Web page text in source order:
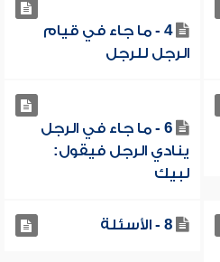
4 - ما جاء في قيام
الرجل للرجل
6 - ما جاء في الرجل
ينادي الرجل فيقول:
لبيك
8 - الأسئلة